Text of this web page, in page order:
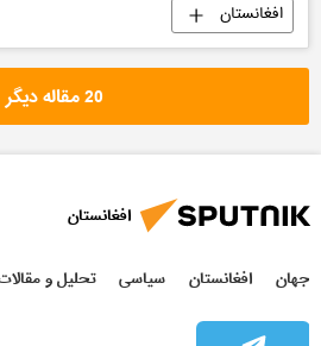
افغانستان
20 مقاله دیگر
افغانستان
جهان افغانستان سیاسی تحلیل و